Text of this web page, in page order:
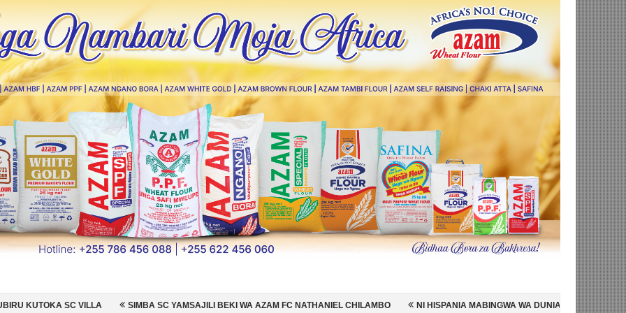
SIMBA SC YAMSAJILI BEKI WA AZAM FC NATHANIEL CHILAMBO NI HISPANIA MABINGWA WA DUNIA 2026, WAICHAPA ARGENTINA